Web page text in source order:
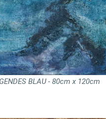
BLAU - 80cm x 120cm